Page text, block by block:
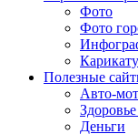
Фото
Фото
Полезные
Авто-
Деньги